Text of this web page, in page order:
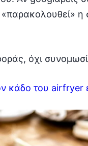
όχι
κάδο του